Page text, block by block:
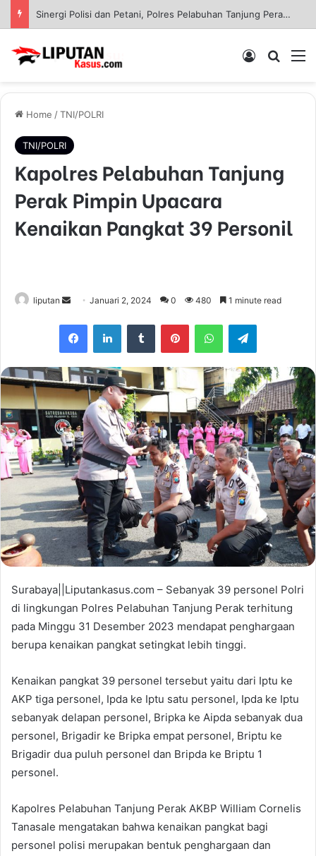
Sinergi Polisi dan Petani, Polres Pelabuhan Tanjung Perak Panen Jagung Pulut Ketan Ungu
Log In
Home /TNI/POLRI
TNI/POLRI
Kapolres Pelabuhan Tanjung
Perak Pimpin Upacara
Kenaikan Pangkat 39 Personil
liputan
n
d
a
n
e
m
a
i
l
Januari 2, 2024 0 480 1 minute read
Surabaya||Liputankasus.com – Sebanyak 39 personel Polri
di lingkungan Polres Pelabuhan Tanjung Perak terhitung
pada Minggu 31 Desember 2023 mendapat penghargaan
berupa kenaikan pangkat setingkat lebih tinggi.
Kenaikan pangkat 39 personel tersebut yaitu dari Iptu ke
AKP tiga personel, Ipda ke Iptu satu personel, Ipda ke Iptu
sebanyak delapan personel, Bripka ke Aipda sebanyak dua
personel, Brigadir ke Bripka empat personel, Briptu ke
Brigadir dua puluh personel dan Bripda ke Briptu 1
personel.
Kapolres Pelabuhan Tanjung Perak AKBP William Cornelis
Tanasale mengatakan bahwa kenaikan pangkat bagi
personel polisi merupakan bentuk penghargaan dan